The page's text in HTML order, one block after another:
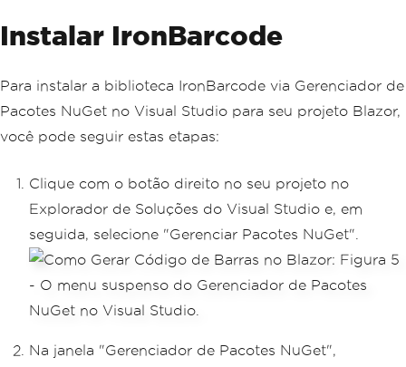
Instalar IronBarcode
Para instalar a biblioteca IronBarcode via Gerenciador de
Pacotes NuGet no Visual Studio para seu projeto Blazor,
você pode seguir estas etapas:
Clique com o botão direito no seu projeto no
Explorador de Soluções do Visual Studio e, em
seguida, selecione "Gerenciar Pacotes NuGet".
Na janela "Gerenciador de Pacotes NuGet",